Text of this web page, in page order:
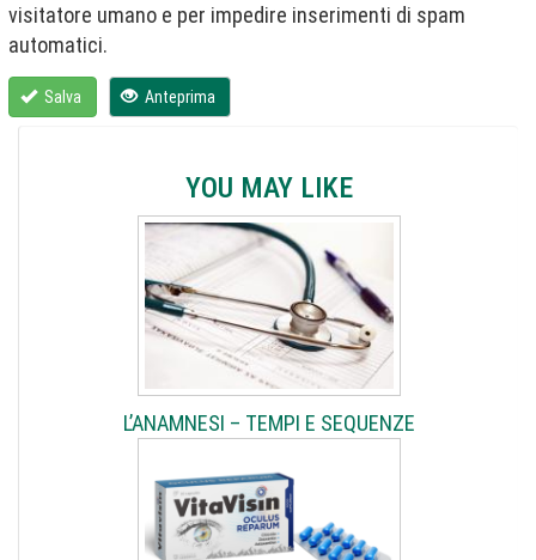
visitatore umano e per impedire inserimenti di spam
automatici.
Salva Anteprima
YOU MAY LIKE
L’ANAMNESI – TEMPI E SEQUENZE